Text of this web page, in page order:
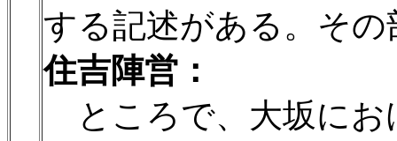
する記述がある。そ
住吉陣営：
ところで、大坂にお